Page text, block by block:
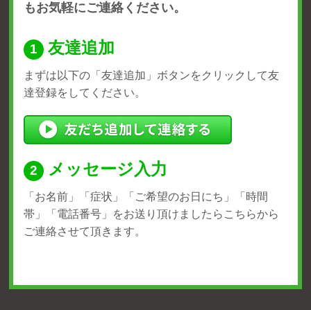
もお気軽にご連絡ください。
友達追加
まずは以下の「友達追加」ボタンをクリックして友
達登録をしてください。
メッセージ入力
「お名前」「症状」
「ご希望のお日にち」「時間
帯」
「電話番号」をお送り頂けましたら こちらから
ご連絡させて頂きます。